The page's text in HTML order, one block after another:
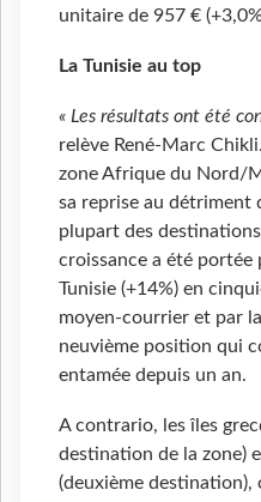
unitaire de 957 €
La Tunisie au top
« Les résultats ont été
relève René-Marc
zone Afrique du Nord/
sa reprise au détriment
plupart des
croissance a été portée
Tunisie (+14%) en
moyen-courrier et par
neuvième position qui
entamée depuis un an.
A contrario, les îles
destination de la zone)
(deuxième destination),